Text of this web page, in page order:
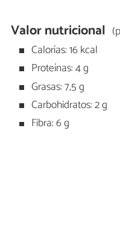
Valor nutricional
Calorías: 16 kcal
Proteínas: 4 g
Grasas: 7,5 g
Carbohidratos: 2 g
Fibra: 6 g